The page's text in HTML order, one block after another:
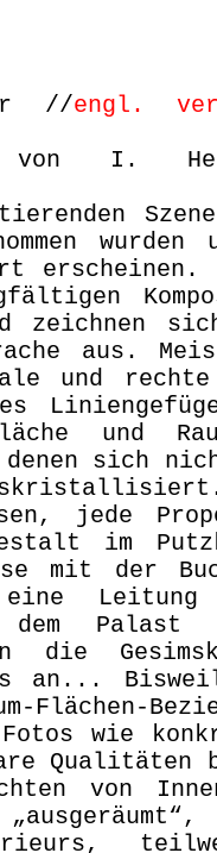
//engl.
von I.
zeichnen
aus.
und
und
denen sich
jede
im
mit der
dem Palast
die
an...
Flächen-
wie
Qualitäten
von